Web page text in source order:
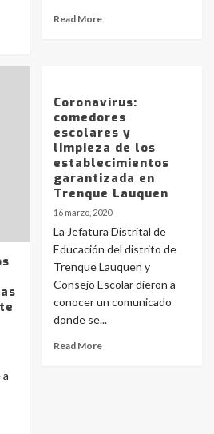
Read More
Coronavirus:
comedores
escolares y
limpieza de los
establecimientos
garantizada en
Trenque Lauquen
16 marzo, 2020
La Jefatura Distrital de
Educación del distrito de
Trenque Lauquen y
Consejo Escolar dieron a
conocer un comunicado
donde se...
Read More
de los adolescentes
que fueron
del fatal accidente
del lunes
en Ruta 5: falleció un
Lauquen
de los combustibles en
a 1338 pesos